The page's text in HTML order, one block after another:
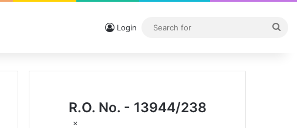
Login
R.O. No. - 13944/238
×